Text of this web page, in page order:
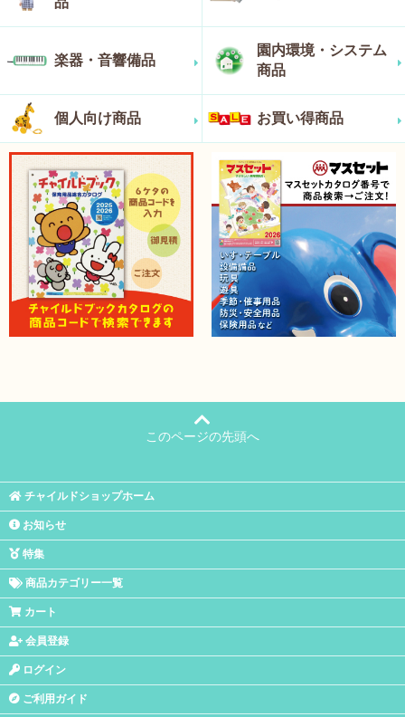
楽器・音響備品
園内環境・システム
商品
個人向け商品 お買い得商品
このページの先頭へ
チャイルドショップホーム
お知らせ
特集
商品カテゴリー一覧
カート
会員登録
ログイン
ご利用ガイド